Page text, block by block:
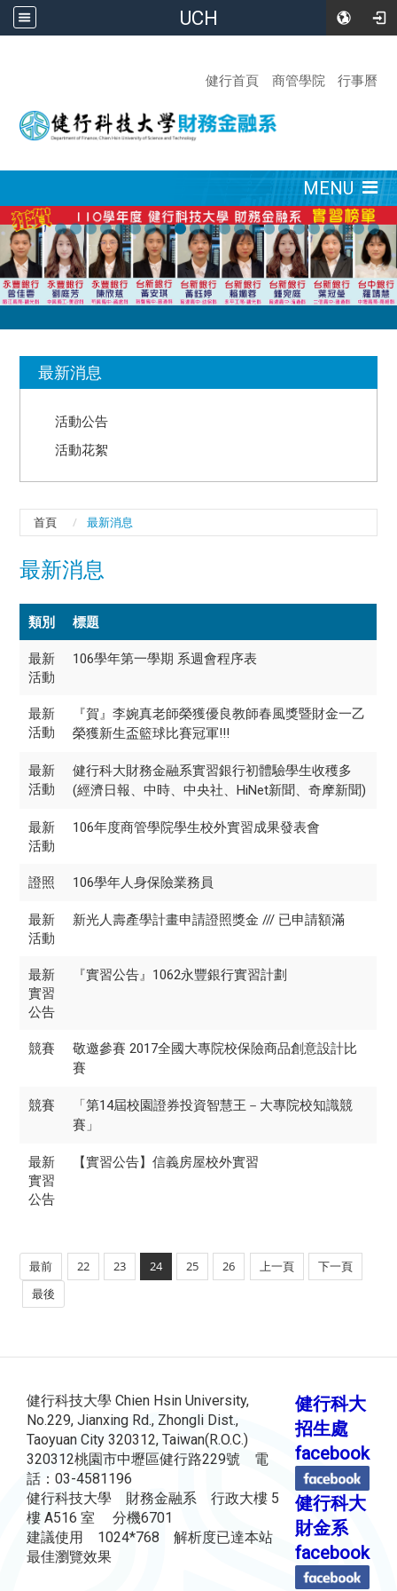
UCH
健行首頁
商管學院 行事曆
MENU
最新消息
活動公告
活動花絮
首頁 最新消息
最新消息
類別 標題
最新
活動
106學年第一學期 系週會程序表
最新
活動
『賀』李婉真老師榮獲優良教師春風獎暨財金一乙
榮獲新生盃籃球比賽冠軍!!!
最新
活動
健行科大財務金融系實習銀行初體驗學生收穫多
(經濟日報、中時、中央社、HiNet新聞、奇摩新聞)
最新
活動
106年度商管學院學生校外實習成果發表會
證照 106學年人身保險業務員
最新
活動
新光人壽產學計畫申請證照獎金 /// 已申請額滿
最新
實習
公告
『實習公告』1062永豐銀行實習計劃
競賽
敬邀參賽 2017全國大專院校保險商品創意設計比
賽
競賽
「第14屆校園證券投資智慧王－大專院校知識競
賽」
最新
實習
公告
【實習公告】信義房屋校外實習
最前 22 23 24 25 26 上一頁
下一頁
最後
健行科技大學 Chien Hsin University,
No.229, Jianxing Rd., Zhongli Dist.,
Taoyuan City 320312, Taiwan(R.O.C.)
320312桃園市中壢區健行路229號 電
話：03-4581196
健行科技大學 財務金融系 行政大樓 5
樓 A516 室 分機6701
建議使用 1024*768 解析度已達本站
最佳瀏覽效果
健行科大
招生處
facebook
健行科大
財金系
facebook